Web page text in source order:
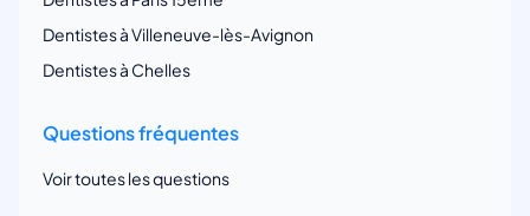
Dentistes à Villeneuve-lès-Avignon
Dentistes à Chelles
Questions fréquentes
Voir toutes les questions